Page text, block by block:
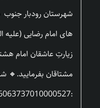
شهرستان رودبار
های امام رضایی (علیه
زیارتِ عاشقان امام
مشتاقان بفرمایید.🔸